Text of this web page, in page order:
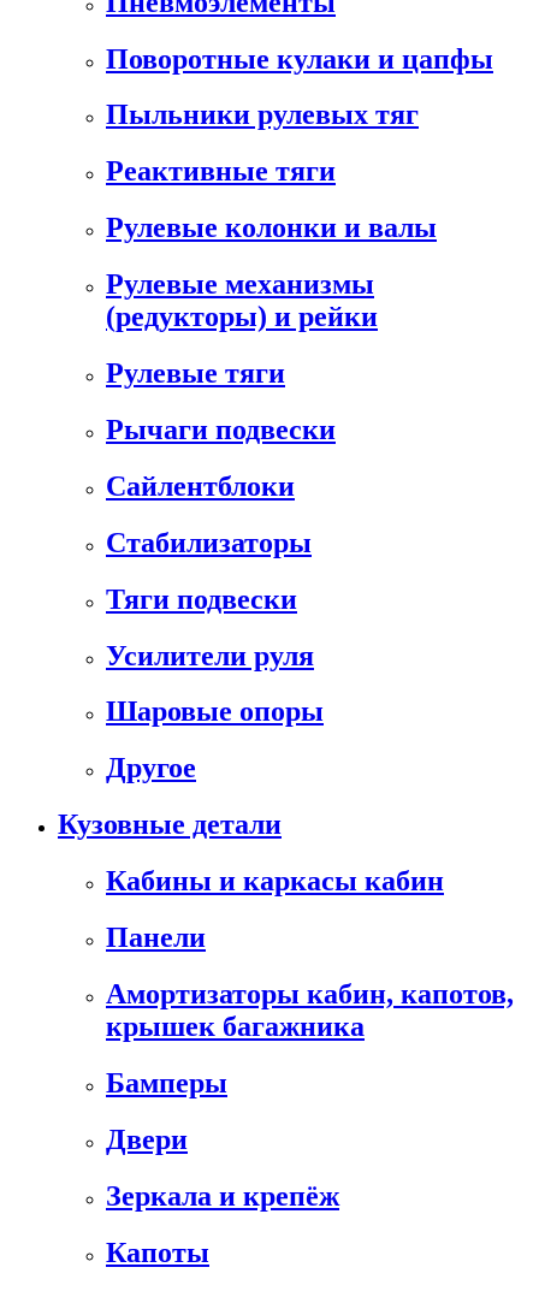
Поворотные кулаки и цапфы
Пыльники рулевых тяг
Реактивные тяги
Рулевые колонки и валы
Рулевые механизмы
(редукторы) и рейки
Рулевые тяги
Рычаги подвески
Сайлентблоки
Стабилизаторы
Тяги подвески
Усилители руля
Шаровые опоры
Другое
Кузовные детали
Кабины и каркасы кабин
Панели
Амортизаторы кабин, капотов,
крышек багажника
Бамперы
Двери
Зеркала и крепёж
Капоты